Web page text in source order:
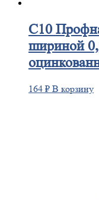
С10
шириной
164 ₽ В корзину